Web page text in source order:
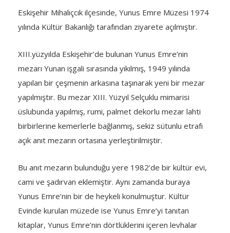
Eskişehir Mihalıçcık ilçesinde, Yunus Emre Müzesi 1974
yılında Kültür Bakanlığı tarafından ziyarete açılmıştır.
XIII.yüzyılda Eskişehir’de bulunan Yunus Emre’nin
mezarı Yunan işgali sırasında yıkılmış, 1949 yılında
yapılan bir çeşmenin arkasına taşınarak yeni bir mezar
yapılmıştır. Bu mezar XIII. Yüzyıl Selçuklu mimarisi
üslubunda yapılmış, rumi, palmet dekorlu mezar lahti
birbirlerine kemerlerle bağlanmış, sekiz sütunlu etrafı
açık anıt mezarın ortasına yerleştirilmiştir.
Bu anıt mezarın bulunduğu yere 1982’de bir kültür evi,
cami ve şadırvan eklemiştir. Aynı zamanda buraya
Yunus Emre’nin bir de heykeli konulmuştur. Kültür
Evinde kurulan müzede ise Yunus Emre’yi tanıtan
kitaplar, Yunus Emre’nin dörtlüklerini içeren levhalar